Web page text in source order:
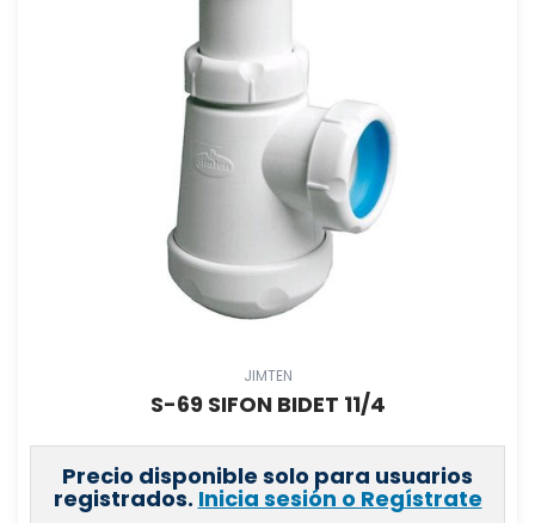
JIMTEN
S-69 SIFON BIDET 11/4
Precio disponible solo para usuarios
registrados. Inicia sesión o Regístrate